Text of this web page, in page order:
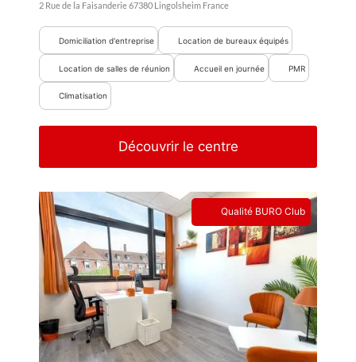
2 Rue de la Faisanderie67380 Lingolsheim France
Domiciliation d'entreprise Location de bureaux équipés
Location de salles de réunion Accueil en journée PMR
Climatisation
Découvrir le centre
Qualité BURO Club